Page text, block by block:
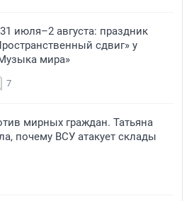
июля–2 августа: праздник
сдвиг» у
мира»
7
мирных граждан. Татьяна
почему ВСУ атакует склады